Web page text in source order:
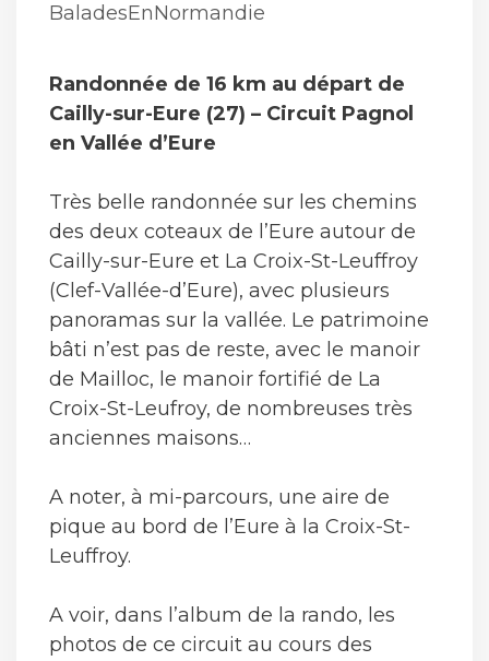
BaladesEnNormandie
Randonnée de 16 km au départ de
Cailly-sur-Eure (27) – Circuit Pagnol
en Vallée d’Eure
Très belle randonnée sur les chemins
des deux coteaux de l’Eure autour de
Cailly-sur-Eure et La Croix-St-Leuffroy
(Clef-Vallée-d’Eure), avec plusieurs
panoramas sur la vallée. Le patrimoine
bâti n’est pas de reste, avec le manoir
de Mailloc, le manoir fortifié de La
Croix-St-Leufroy, de nombreuses très
anciennes maisons…
A noter, à mi-parcours, une aire de
pique au bord de l’Eure à la Croix-St-
Leuffroy.
A voir, dans l’album de la rando, les
photos de ce circuit au cours des